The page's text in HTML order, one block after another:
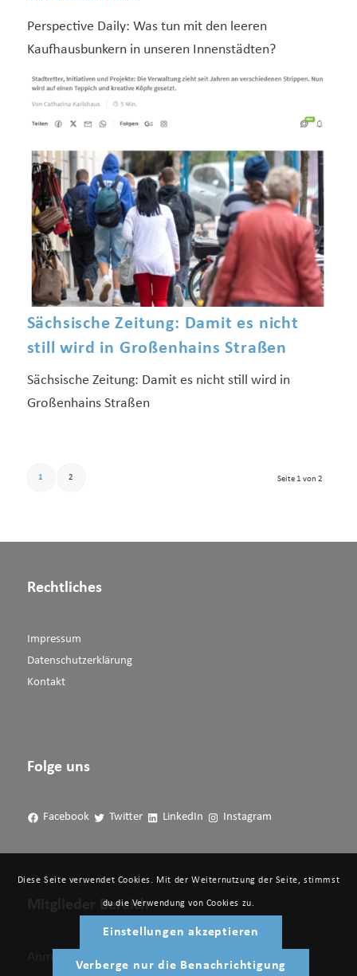
Perspective Daily: Was tun mit den leeren
Kaufhausbunkern in unseren Innenstädten?
Sächsische Zeitung: Damit es nicht
still wird in Großenhains Straßen
Sächsische Zeitung: Damit es nicht still wird in
Großenhains Straßen
Seite 1 von 2
1 2
Rechtliches
Impressum
Datenschutzerklärung
Kontakt
Folge uns
Facebook Twitter LinkedIn Instagram
Mitglieder Bereich
Anmelden
Diese Seite verwendet Cookies. Mit der Weiternutzung der Seite, stimmst
du die Verwendung von Cookies zu.
Einstellungen akzeptieren
Verberge nur die Benachrichtigung